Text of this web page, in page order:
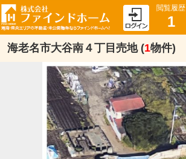
閲覧履歴
1
海老名市大谷南４丁目売地 (1物件)